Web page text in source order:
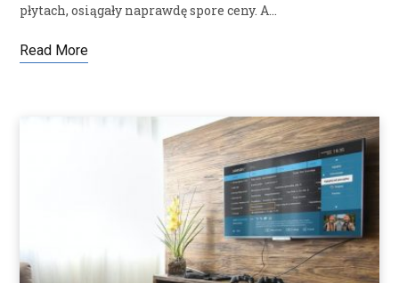
płytach, osiągały naprawdę spore ceny. A…
Read More